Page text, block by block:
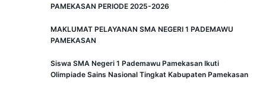
PAMEKASAN PERIODE 2025-2026
MAKLUMAT PELAYANAN SMA NEGERI 1 PADEMAWU
PAMEKASAN
Siswa SMA Negeri 1 Pademawu Pamekasan Ikuti
Olimpiade Sains Nasional Tingkat Kabupaten Pamekasan